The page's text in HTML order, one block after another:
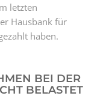
letzten
Hausbank für
haben.
BEI DER
BELASTET